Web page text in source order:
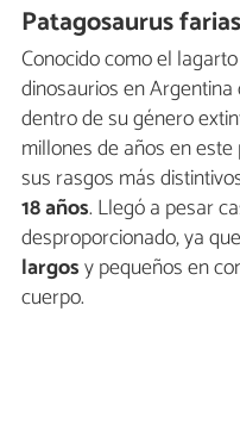
Patagosaurus
Conocido como el
dinosaurios en
dentro de su género
millones de años en
sus rasgos más
18 años. Llegó a pesar
desproporcionado, ya
largosy pequeños en
cuerpo.